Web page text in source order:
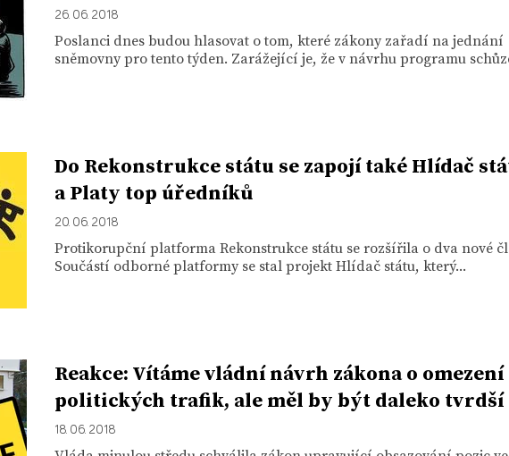
26. 06. 2018
Poslanci dnes budou hlasovat o tom, které zákony zařadí na jednání
sněmovny pro tento týden. Zarážející je, že v návrhu programu
Do Rekonstrukce státu se zapojí také Hlídač
a Platy top úředníků
20. 06. 2018
Protikorupční platforma Rekonstrukce státu se rozšířila o dva nové
Součástí odborné platformy se stal projekt Hlídač státu, který...
Reakce: Vítáme vládní návrh zákona o omezení
politických trafik, ale měl by být daleko tvrdší
18. 06. 2018